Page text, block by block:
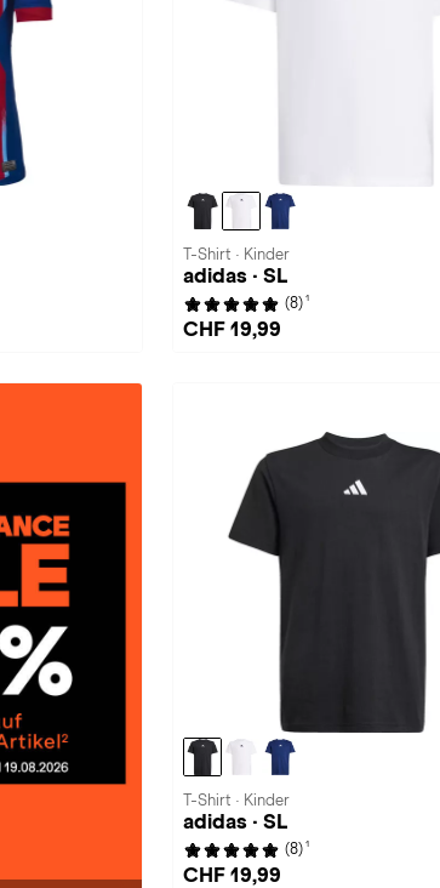
T-Shirt · Kinder
adidas · SL
(8) 1
CHF 19,99
T-Shirt · Kinder
adidas · SL
(8) 1
CHF 19,99